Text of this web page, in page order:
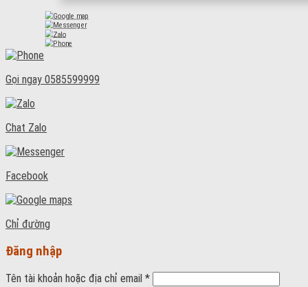
Gọi ngay 0585599999
Chat Zalo
Facebook
Chỉ đường
Đăng nhập
Tên tài khoản hoặc địa chỉ email *